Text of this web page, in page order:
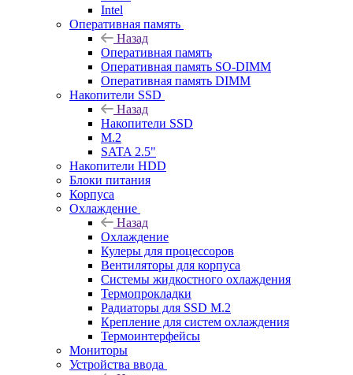
Intel
Оперативная память
Назад
Оперативная память
Оперативная память SO-DIMM
Оперативная память DIMM
Накопители SSD
Назад
Накопители SSD
M.2
SATA 2.5"
Накопители HDD
Блоки питания
Корпуса
Охлаждение
Назад
Охлаждение
Кулеры для процессоров
Вентиляторы для корпуса
Системы жидкостного охлаждения
Термопрокладки
Радиаторы для SSD M.2
Крепление для систем охлаждения
Термоинтерфейсы
Мониторы
Устройства ввода